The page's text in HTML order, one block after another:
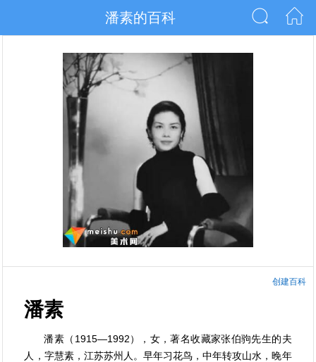
潘素的百科
创建百科
潘素
潘素（1915—1992），女，著名收藏家张伯驹先生的夫
人，字慧素，江苏苏州人。早年习花鸟，中年转攻山水，晚年